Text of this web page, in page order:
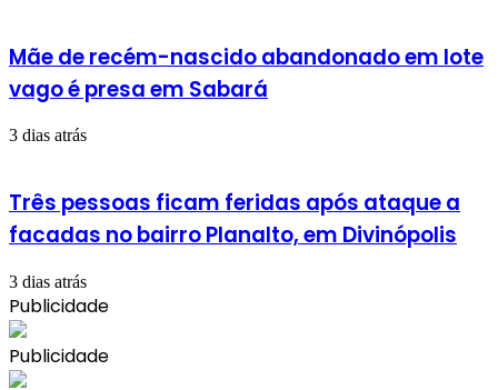
Mãe de recém-nascido abandonado em lote
vago é presa em Sabará
3 dias atrás
Três pessoas ficam feridas após ataque a
facadas no bairro Planalto, em Divinópolis
3 dias atrás
Publicidade
Publicidade